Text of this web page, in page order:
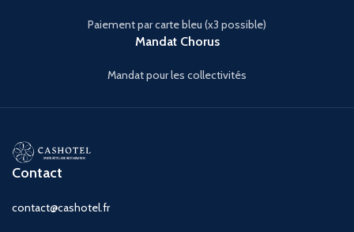
Paiement par carte bleu (x3 possible)
Mandat Chorus
Mandat pour les collectivités
Contact
contact@cashotel.fr